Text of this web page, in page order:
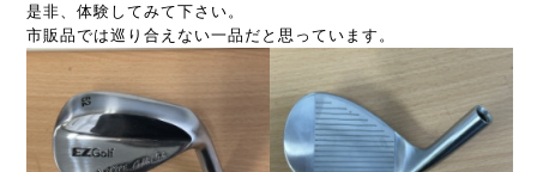
是非、体験してみて下さい。
市販品では巡り合えない一品だと思っています。